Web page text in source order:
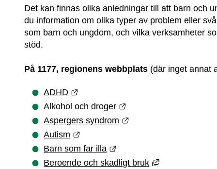
Det kan finnas olika anledningar till att barn och
du information om olika typer av problem eller
som barn och ungdom, och vilka verksamheter
stöd.
På 1177, regionens webbplats (där inget annat
ADHD
Länk till annan webbplats.
Alkohol och droger
Länk till annan
Aspergers syndrom
Länk till annan
Autism
Länk till annan webbplats.
Barn som far illa
Länk till annan webbplats.
Beroende och skadligt bruk
Länk till